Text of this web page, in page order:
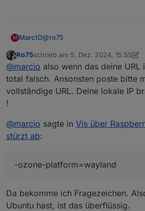
M MarcIO@ro75
Das ist die Kioskeinstellung bei
Browser mir den Error 5
Cookies und Cache zu tun
mögliche abgeschaltet.
chromium-browser --enable-
features=UseOzonePlatform --
platform=wayland --disk-
--disable-features=Cookies --
Offline
Ro75schrieb am 5. Dez. 2024, 15:55
zuletzt editiert von Ro7512. Mai
@marcio also wenn das deine URL
total falsch. Ansonsten poste bitte
vollständige URL. Deine lokale IP
!
@marcio sagte in Vis über
stürzt ab:
-ozone-platform=wayland
Da bekomme ich Fragezeichen.
Ubuntu hast, ist das überflüssig.